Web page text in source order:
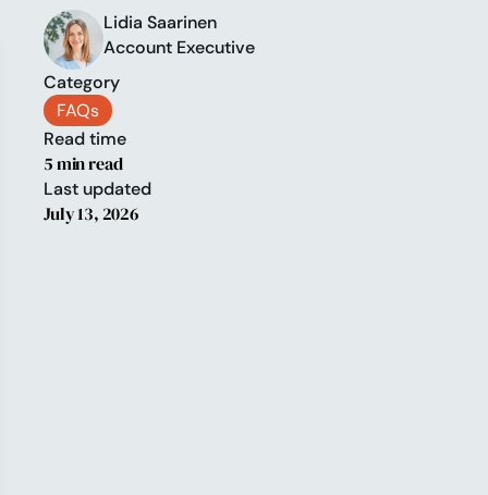
Lidia Saarinen
Account Executive
Category
FAQs
Read time
5 min read
Last updated
July 13, 2026